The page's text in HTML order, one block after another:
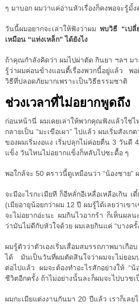
ๆ มาบอก ผมว่าแค่อ่านหัวเรื่องก็คงพอจะรู้มั้
วันนี้ผมอยากจะเล่าให้ฟังว่าผมพบวิธี “เปลี่
เหมือน “แท่งเหล็ก” ได้ยังไง
ถ้าคุณกำลังคิดว่า ผมไปผ่าตัด กินยา ฯลฯ ม
รู้ว่าผมค่อนข้างแอนตี้เรื่องพวกนี้อยู่แล้ว พ
วิธีที่ปลอดภัยมากเพราะเป็นวิธีธรรมชาติ
ช่วงเวลาที่ไม่อยากพูดถึง
ก่อนหน้านี่ ผมเคยเล่าให้พวกคุณฟังแล้วใช่ไ
กลายเป็น “มะเขือเผา” ไปแล้ว ผมเริ่มสังเก
ของผมเริ่มงอแง เริ่มปลุกไม่ค่อยตื่น 3 วันดี
แข็ง วันไหนไม่อยากแข็งก็หลับไปซะดื้อ ๆ
พอใกล้จะ 50 คราวนี้ดูเหมือนว่า “น้องชาย”
จะมีอะไรกะเมียที ก็อีหลั่กอีเหลื่อเหลือเกิน เ
(เมียอายุน้อยกว่าผม 12 ปี ผมรู้ได้เลยว่าเขา
จะไม่อยากอ่ะนะ ผมกินไวอากร้า ก็เห็นผล
ว่ามันไม่ดีกับหัวใจด้วย ผมเลยกินแค่ “บางครั้
ผมรู้ตัวว่าตัวเองเริ่มเสื่อมสมรรถภาพมาเกื
ได้ มันเป็นวันที่ผมตัดสินใจว่าผมจะไม่ยอมป
ต่อไปแล้ว ผมจะต้องทำอะไรสักอย่างให้ “
ชีวิตอีกครั้ง ถ้าไม่อย่างนั้นละก็ผมจะไปบวช
ผมกะเมียแต่งงานกันมา 20 ปีแล้ว เราก็เลย